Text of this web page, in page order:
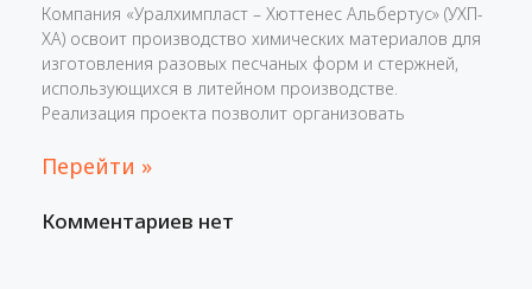
Компания «Уралхимпласт – Хюттенес Альбертус» (УХП-
ХА) освоит производство химических материалов для
изготовления разовых песчаных форм и стержней,
использующихся в литейном производстве.
Реализация проекта позволит организовать
Перейти »
Комментариев нет